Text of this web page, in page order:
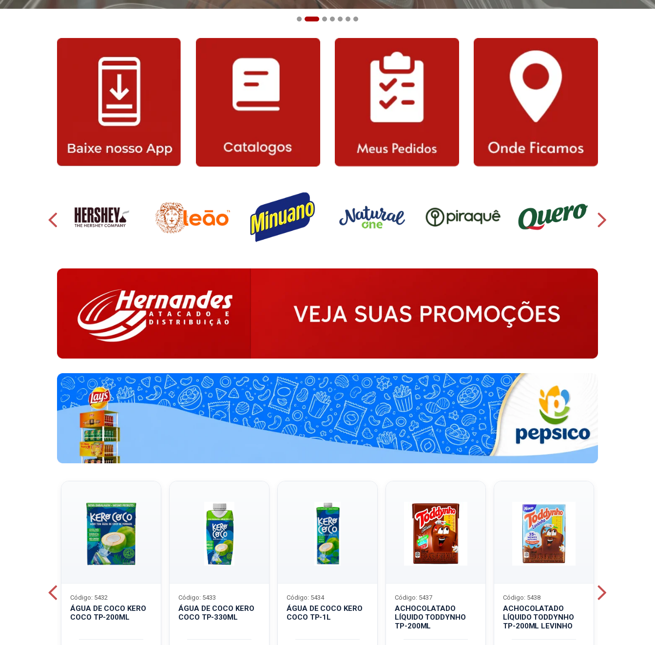
ÁGUA DE COCO KERO
COCO TP-200ML
Código: 5432
ÁGUA DE COCO KERO
COCO TP-330ML
Código: 5433
ÁGUA DE COCO KERO
COCO TP-1L
Código: 5434
ACHOCOLATADO
LÍQUIDO TODDYNHO
TP-200ML
Código: 5437
ACHOCOLATADO
LÍQUIDO TODDYNHO
TP-200ML LEVINHO
Código: 5438